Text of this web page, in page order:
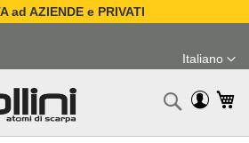
ad AZIENDE e PRIVATI
contenuto
Lingua
Italiano